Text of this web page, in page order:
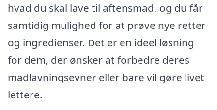
hvad du skal lave til aftensmad, og du får
samtidig mulighed for at prøve nye retter
og ingredienser. Det er en ideel løsning
for dem, der ønsker at forbedre deres
madlavningsevner eller bare vil gøre livet
lettere.